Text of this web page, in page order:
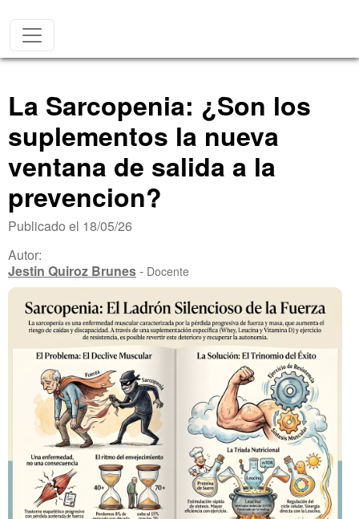
La Sarcopenia: ¿Son los
suplementos la nueva
ventana de salida a la
prevencion?
Publicado el 18/05/26
Autor:
Jestin Quiroz Brunes- Docente